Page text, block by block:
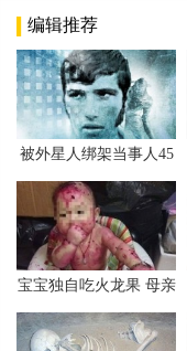
编辑推荐
被外星人绑架当事人45
斯卡古拉事件
宝宝独自吃火龙果 母亲